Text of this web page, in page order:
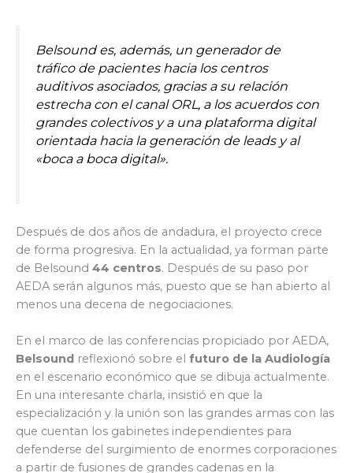
Belsound es, además, un generador de
tráfico de pacientes hacia los centros
auditivos asociados, gracias a su relación
estrecha con el canal ORL, a los acuerdos con
grandes colectivos y a una plataforma digital
orientada hacia la generación de leads y al
«boca a boca digital».
Después de dos años de andadura, el proyecto crece
de forma progresiva. En la actualidad, ya forman parte
de Belsound 44 centros. Después de su paso por
AEDA serán algunos más, puesto que se han abierto al
menos una decena de negociaciones.
En el marco de las conferencias propiciado por AEDA,
Belsound reflexionó sobre el futuro de la Audiología
en el escenario económico que se dibuja actualmente.
En una interesante charla, insistió en que la
especialización y la unión son las grandes armas con las
que cuentan los gabinetes independientes para
defenderse del surgimiento de enormes corporaciones
a partir de fusiones de grandes cadenas en la